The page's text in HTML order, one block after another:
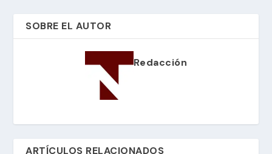
SOBRE EL AUTOR
Redacción
ARTÍCULOS RELACIONADOS